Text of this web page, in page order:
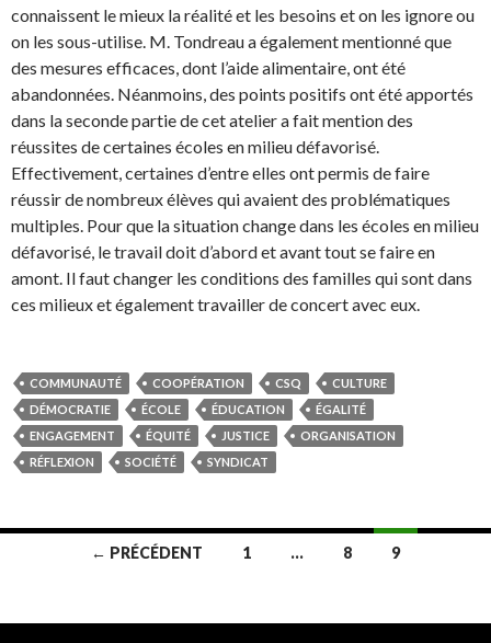
connaissent le mieux la réalité et les besoins et on les ignore ou
on les sous-utilise. M. Tondreau a également mentionné que
des mesures efficaces, dont l’aide alimentaire, ont été
abandonnées. Néanmoins, des points positifs ont été apportés
dans la seconde partie de cet atelier a fait mention des
réussites de certaines écoles en milieu défavorisé.
Effectivement, certaines d’entre elles ont permis de faire
réussir de nombreux élèves qui avaient des problématiques
multiples. Pour que la situation change dans les écoles en milieu
défavorisé, le travail doit d’abord et avant tout se faire en
amont. Il faut changer les conditions des familles qui sont dans
ces milieux et également travailler de concert avec eux.
COMMUNAUTÉ COOPÉRATION CSQ
CULTURE
DÉMOCRATIE
ÉCOLE ÉDUCATION
ÉGALITÉ
ENGAGEMENT
ÉQUITÉ JUSTICE
ORGANISATION
RÉFLEXION
SOCIÉTÉ SYNDICAT
des
← PRÉCÉDENT 1 … 8 9